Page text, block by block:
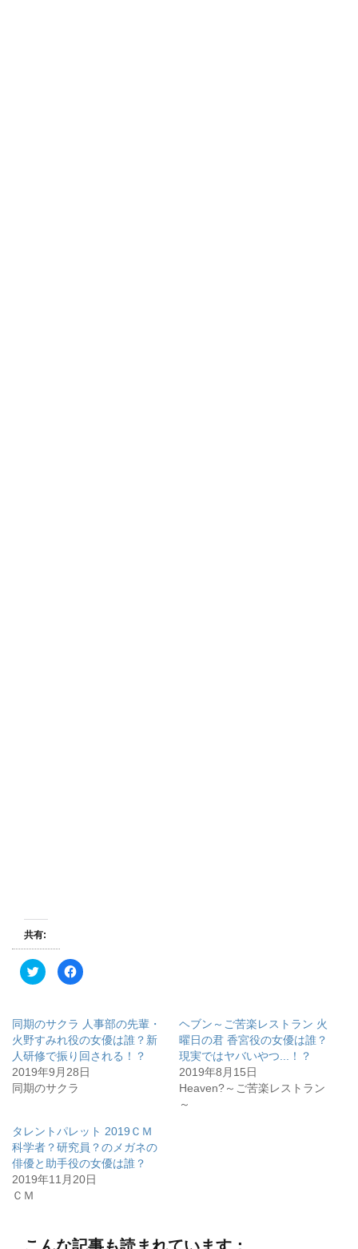
共有:
ク
リ
て
T
w
i
t
t
e
r
で
新
し
い
ウ
ィ
ン
ま
F
a
o
k
で
共
有
す
ッ
ク
し
て
く
だ
い
同期のサクラ 人事部の先輩・
火野すみれ役の女優は誰？新
人研修で振り回される！？
2019年9月28日
同期のサクラ
ヘブン～ご苦楽レストラン 火
曜日の君 香宮役の女優は誰？
現実ではヤバいやつ...！？
2019年8月15日
Heaven?～ご苦楽レストラン
～
タレントパレット 2019ＣＭ
科学者？研究員？のメガネの
俳優と助手役の女優は誰？
2019年11月20日
ＣＭ